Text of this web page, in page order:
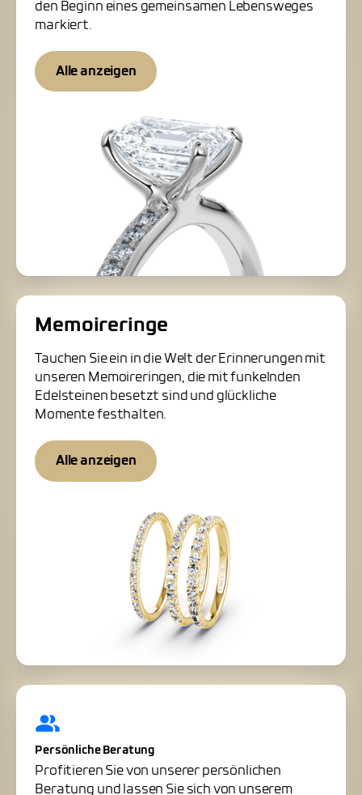
den Beginn eines gemeinsamen Lebensweges
markiert.
Alle anzeigen
Memoireringe
Tauchen Sie ein in die Welt der Erinnerungen mit
unseren Memoireringen, die mit funkelnden
Edelsteinen besetzt sind und glückliche
Momente festhalten.
Alle anzeigen
Persönliche Beratung
Profitieren Sie von unserer persönlichen
Beratung und lassen Sie sich von unserem